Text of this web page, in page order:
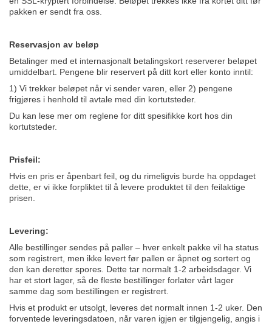
pakken er sendt fra oss.
Reservasjon av beløp
Betalinger med et internasjonalt betalingskort reserverer beløpet
umiddelbart. Pengene blir reservert på ditt kort eller konto inntil:
1) Vi trekker beløpet når vi sender varen, eller 2) pengene
frigjøres i henhold til avtale med din kortutsteder.
Du kan lese mer om reglene for ditt spesifikke kort hos din
kortutsteder.
Prisfeil:
Hvis en pris er åpenbart feil, og du rimeligvis burde ha oppdaget
dette, er vi ikke forpliktet til å levere produktet til den feilaktige
prisen.
Levering:
Alle bestillinger sendes på paller – hver enkelt pakke vil ha status
som registrert, men ikke levert før pallen er åpnet og sortert og
den kan deretter spores. Dette tar normalt 1-2 arbeidsdager. Vi
har et stort lager, så de fleste bestillinger forlater vårt lager
samme dag som bestillingen er registrert.
Hvis et produkt er utsolgt, leveres det normalt innen 1-2 uker. Den
forventede leveringsdatoen, når varen igjen er tilgjengelig, angis i